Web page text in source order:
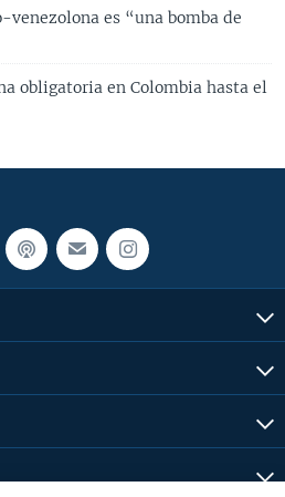
venezolona es “una bomba de
obligatoria en Colombia hasta el